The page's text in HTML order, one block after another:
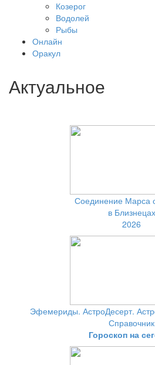
Козерог
Водолей
Рыбы
Онлайн
Оракул
Актуальное
Соединение Марса
в Близнецах
2026
Эфемериды. АстроДесерт.
Справочник
Гороскоп на